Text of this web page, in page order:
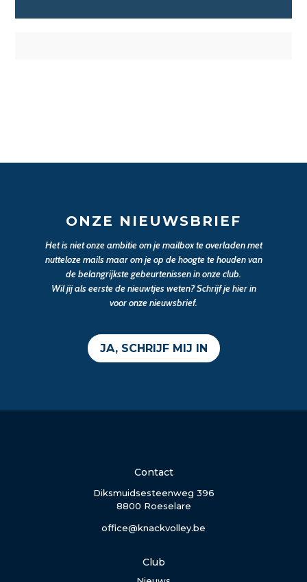
ONZE NIEUWSBRIEF
Het is niet onze ambitie om je mailbox te overladen met
nutteloze mails maar om je op de hoogte te houden van
de belangrijkste gebeurtenissen in onze club.
Wil jij als eerste de nieuwtjes weten? Schrijf je hier in
voor onze nieuwsbrief.
JA, SCHRIJF MIJ IN
Contact
Diksmuidsesteenweg 396
8800 Roeselare
office@knackvolley.be
Club